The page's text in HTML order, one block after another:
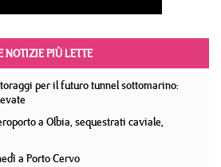
NOTIZIE PIÙ LETTE
per il futuro tunnel sottomarino:
a Olbia, sequestrati caviale,
a Porto Cervo